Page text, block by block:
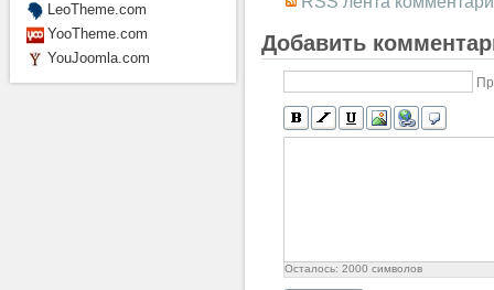
Добавить
Осталось: 2000 символов
LeoTheme.com
YooTheme.com
YouJoomla.com